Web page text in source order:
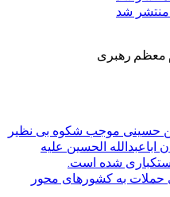
شد
معظم رهبری
حسینی موجب شکوه بی نظیر
الحسین علیه
شده است.
حملات به کشورهای محور